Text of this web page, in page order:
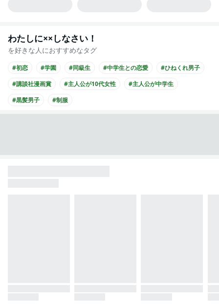
わたしに××しなさい！
を好きな人におすすめなタグ
#初恋 #学園 #同級生 #中学生との恋愛
#ひねくれ男子
#講談社漫画賞
#主人公が10代女性
#主人公が中学生
#黒髪男子
#制服